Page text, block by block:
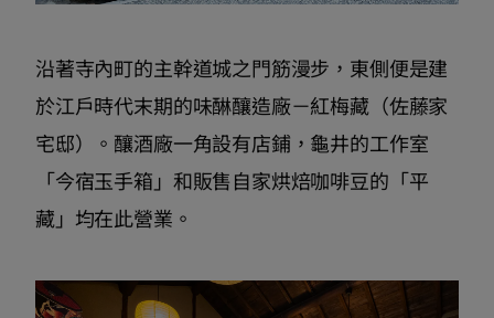
沿著寺內町的主幹道城之門筋漫步，東側便是建
於江戶時代末期的味醂釀造廠－紅梅藏（佐藤家
宅邸）。釀酒廠一角設有店鋪，龜井的工作室
「今宿玉手箱」和販售自家烘焙咖啡豆的「平
藏」均在此營業。